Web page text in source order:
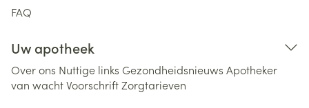
FAQ
Uw apotheek
Over ons Nuttige links Gezondheidsnieuws Apotheker
van wachtVoorschriftZorgtarieven